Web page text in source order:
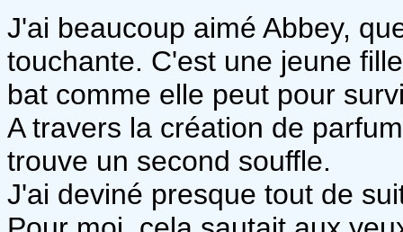
J'ai beaucoup aimé Abbey,
touchante. C'est une jeune
bat comme elle peut pour
A travers la création de
trouve un second souffle.
J'ai deviné presque tout de